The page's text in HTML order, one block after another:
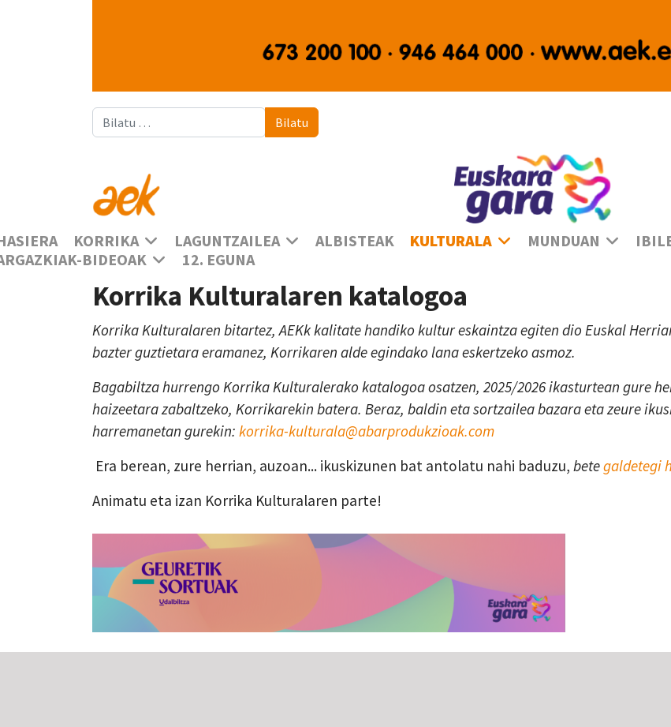
Bilatu Bilatu
KORRIKA LAGUNTZAILEA ALBISTEAK KULTURALA MUNDUAN
BIDEOAK
12. EGUNA
Korrika Kulturalaren katalogoa
Korrika Kulturalaren bitartez, AEKk kalitate handiko kultur eskaintza egiten dio Euskal
bazter guztietara eramanez, Korrikaren alde egindako lana eskertzeko asmoz.
Bagabiltza hurrengo Korrika Kulturalerako katalogoa osatzen, 2025/2026 ikasturtean gure
haizeetara zabaltzeko, Korrikarekin batera. Beraz, baldin eta sortzailea bazara eta zeure
harremanetan gurekin: korrika-kulturala@abarprodukzioak.com
Era berean, zure herrian, auzoan... ikuskizunen bat antolatu nahi baduzu, betegaldetegi
Animatu eta izan Korrika Kulturalaren parte!